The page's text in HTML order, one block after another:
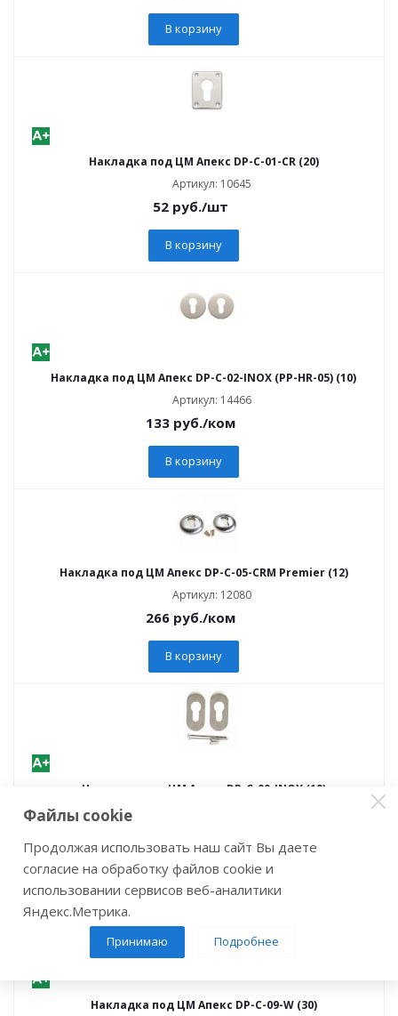
В корзину
Накладка под ЦМ Апекс DP-C-01-CR (20)
Артикул: 10645
52руб./шт
В корзину
Накладка под ЦМ Апекс DP-C-02-INOX (PP-HR-05) (10)
Артикул: 14466
133руб./ком
В корзину
Накладка под ЦМ Апекс DP-C-05-CRM Premier (12)
Артикул: 12080
266руб./ком
В корзину
Накладка под ЦМ Апекс DP-C-09-INOX (10)
В корзину
Накладка под ЦМ Апекс DP-C-09-W (30)
Файлы cookie
Продолжая использовать наш сайт Вы даете
согласие на обработку файлов cookie и
использовании сервисов веб-аналитики
Яндекс.Метрика.
Принимаю Подробнее